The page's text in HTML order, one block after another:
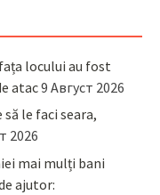
locului au fost
atac9 Август 2026
le faci seara,
2026
mai mulți bani
ajutor: